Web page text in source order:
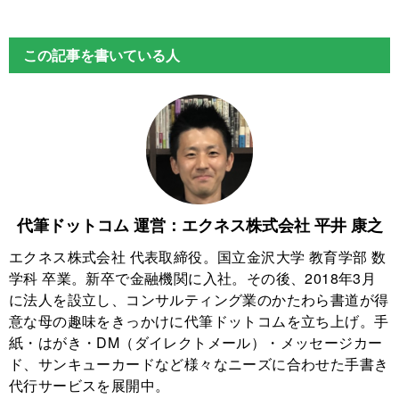
この記事を書いている人
代筆ドットコム 運営：エクネス株式会社 平井 康之
エクネス株式会社 代表取締役。国立金沢大学 教育学部 数
学科 卒業。新卒で金融機関に入社。その後、2018年3月
に法人を設立し、コンサルティング業のかたわら書道が得
意な母の趣味をきっかけに代筆ドットコムを立ち上げ。手
紙・はがき・DM（ダイレクトメール）・メッセージカー
ド、サンキューカードなど様々なニーズに合わせた手書き
代行サービスを展開中。